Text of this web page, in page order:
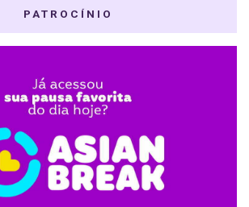
PATROCÍNIO